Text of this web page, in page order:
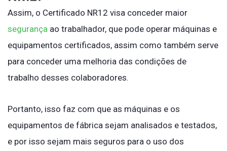
Assim, o Certificado NR12 visa conceder maior
segurança ao trabalhador, que pode operar máquinas e
equipamentos certificados, assim como também serve
para conceder uma melhoria das condições de
trabalho desses colaboradores.
Portanto, isso faz com que as máquinas e os
equipamentos de fábrica sejam analisados e testados,
e por isso sejam mais seguros para o uso dos